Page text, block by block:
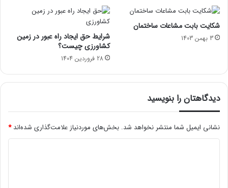
شکایت بابت مشاعات ساختمان
3 بهمن 1403
شرایط حق ایجاد راه عبور در زمین
کشاورزی چیست؟
28 فروردین 1404
دیدگاهتان را بنویسید
نشانی ایمیل شما منتشر نخواهد شد. بخش‌های موردنیاز علامت‌گذاری شده‌اند*